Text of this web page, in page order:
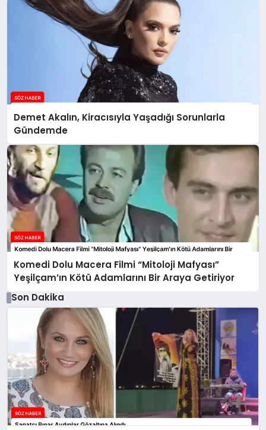
Demet Akalın, Kiracısıyla Yaşadığı Sorunlarla
Gündemde
Komedi Dolu Macera Filmi “Mitoloji Mafyası”
Yeşilçam’ın Kötü Adamlarını Bir Araya Getiriyor
Son Dakika